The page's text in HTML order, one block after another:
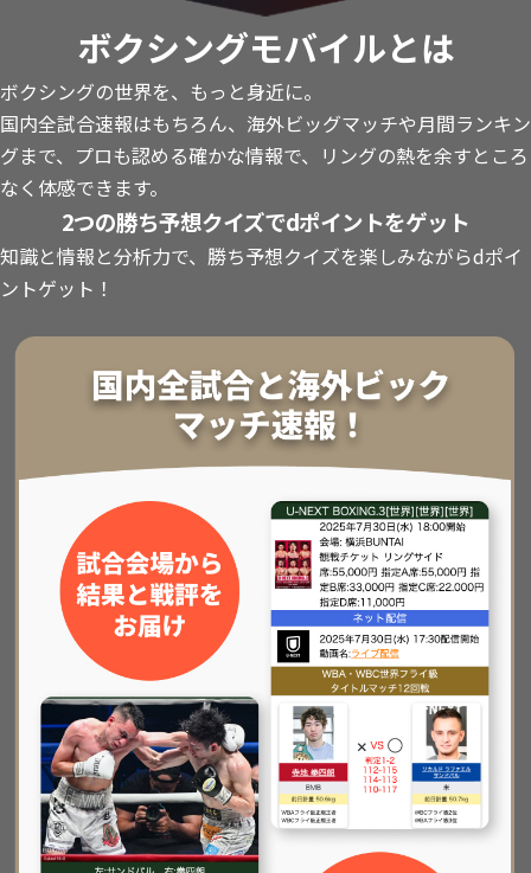
ボクシングモバイルとは
ボクシングの世界を、もっと身近に。
国内全試合速報はもちろん、海外ビッグマッチや月間ランキン
グまで、プロも認める確かな情報で、リングの熱を余すところ
なく体感できます。
2つの勝ち予想クイズでdポイントをゲット
知識と情報と分析力で、勝ち予想クイズを楽しみながらdポイ
ントゲット！